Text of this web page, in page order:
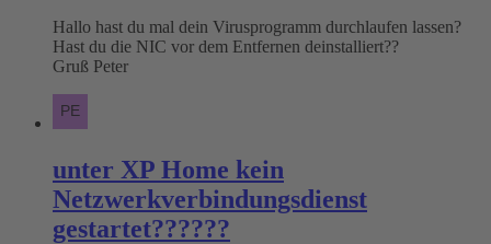
Hallo hast du mal dein Virusprogramm durchlaufen lassen?
Hast du die NIC vor dem Entfernen deinstalliert??
Gruß Peter
unter XP Home kein
Netzwerkverbindungsdienst
gestartet??????